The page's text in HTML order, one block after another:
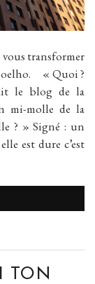
transformer
« Quoi ?
le blog de la
mi-molle de la
? » Signé : un
est dure c’est
TON